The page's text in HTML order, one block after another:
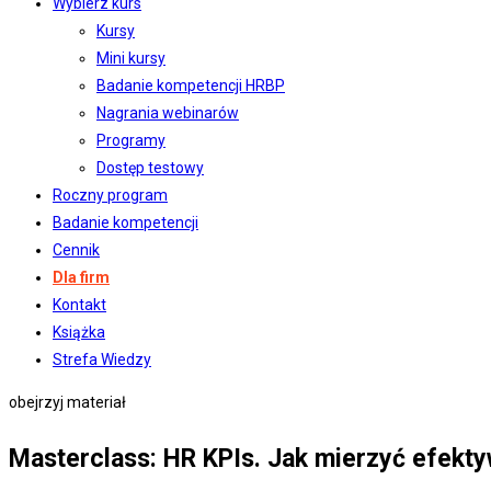
Kursy
Mini kursy
Badanie kompetencji HRBP
Nagrania webinarów
Programy
Dostęp testowy
Roczny program
Badanie kompetencji
Cennik
Dla firm
Kontakt
Książka
Strefa Wiedzy
obejrzyj materiał
Masterclass: HR KPIs. Jak mierzyć